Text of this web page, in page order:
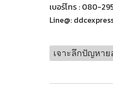
เบอร์โทร : 080-
Line@:
เจาะลึกปัญหา